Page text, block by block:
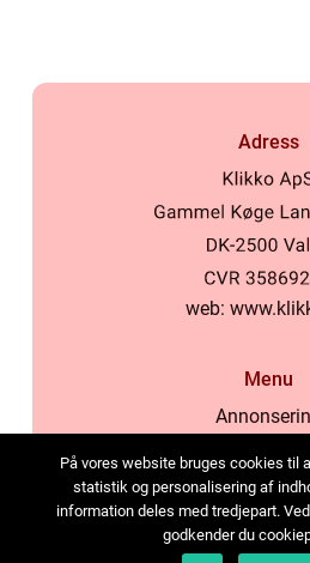
Adress
web:
Menu
Cookies
Kontakta
Sitemap
På vores website bruges cookies til
statistik og personalisering af
information deles med tredjepart.
godkender du